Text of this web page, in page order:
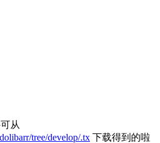
从
tree/develop/.tx 下载得到的啦